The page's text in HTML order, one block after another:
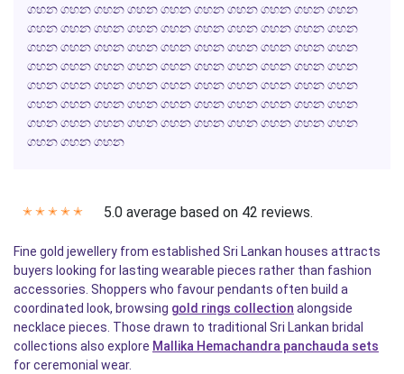
ගහන ගහන ගහන ගහන ගහන ගහන ගහන ගහන ගහන ගහන
ගහන ගහන ගහන ගහන ගහන ගහන ගහන ගහන ගහන ගහන
ගහන ගහන ගහන ගහන ගහන ගහන ගහන ගහන ගහන ගහන
ගහන ගහන ගහන ගහන ගහන ගහන ගහන ගහන ගහන ගහන
ගහන ගහන ගහන ගහන ගහන ගහන ගහන ගහන ගහන ගහන
ගහන ගහන ගහන ගහන ගහන ගහන ගහන ගහන ගහන ගහන
ගහන ගහන ගහන ගහන ගහන ගහන ගහන ගහන ගහන ගහන
ගහන ගහන ගහන
✭ ✭ ✭ ✭ ✭ 5.0 average based on 42 reviews.
Fine gold jewellery from established Sri Lankan houses attracts
buyers looking for lasting wearable pieces rather than fashion
accessories. Shoppers who favour pendants often build a
coordinated look, browsing gold rings collection alongside
necklace pieces. Those drawn to traditional Sri Lankan bridal
collections also explore Mallika Hemachandra panchauda sets
for ceremonial wear.